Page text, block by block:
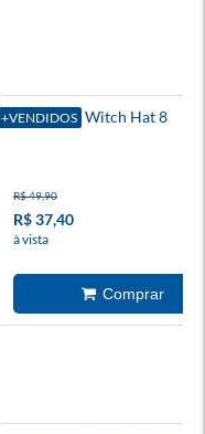
+VENDIDOS
Atelier Of Witch Hat 8
R$ 49,90
R$ 37,40
à vista